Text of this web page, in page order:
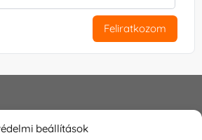
beállítások
Feliratkozom